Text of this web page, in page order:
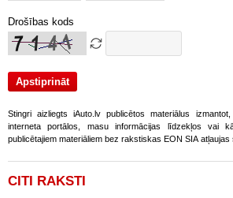
Drošības kods
Stingri aizliegts iAuto.lv publicētos materiālus
interneta portālos, masu informācijas līdzekļos vai
publicētajiem materiāliem bez rakstiskas EON SIA atļaujas
CITI RAKSTI